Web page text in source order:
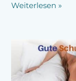
Weiterlesen »
Schulden,
böse
Schulden: